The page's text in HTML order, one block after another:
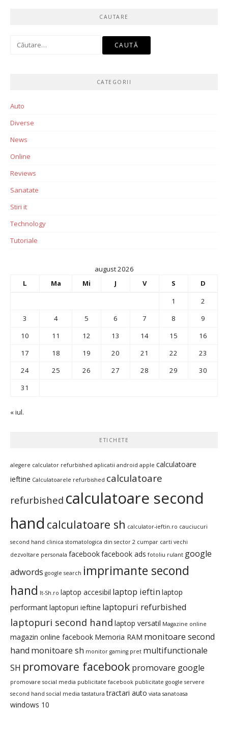
CAUTARE
Caută
CATEGORII
Auto
Diverse
News
Online
Reviews
Sanatate
Stiri it
Technology
Tutoriale
august 2026
L
Ma Mi J V S
D
1
2
3
4 5 6 7 8
9
10
11 12 13 14 15
16
17
18 19 20 21 22
23
24
25 26 27 28 29
30
31
« iul.
ETICHETE
alegere calculator refurbished aplicatii android apple calculatoare
ieftine Calculatoarele refurbished calculatoare
refurbished calculatoare second
hand calculatoare sh calculator-ieftin.ro cauciucuri
second hand clinica stomatologica din sector 2 cumpar carti vechi
dezvoltare personala facebookfacebook ads fotoliu rulant google
adwords google search imprimante second
hand It-Sh.ro laptop accesibil laptop ieftin laptop
performantlaptopuri ieftine laptopuri refurbished
laptopuri second hand laptop versatil Magazine online
magazin online facebook Memoria RAM monitoare second
hand monitoare sh monitor gaming pret multifunctionale
SH promovare facebookpromovare google
promovare social media publicitate facebook publicitate google servere
second hand social media tastatura tractari auto viata sanatoasa
windows 10